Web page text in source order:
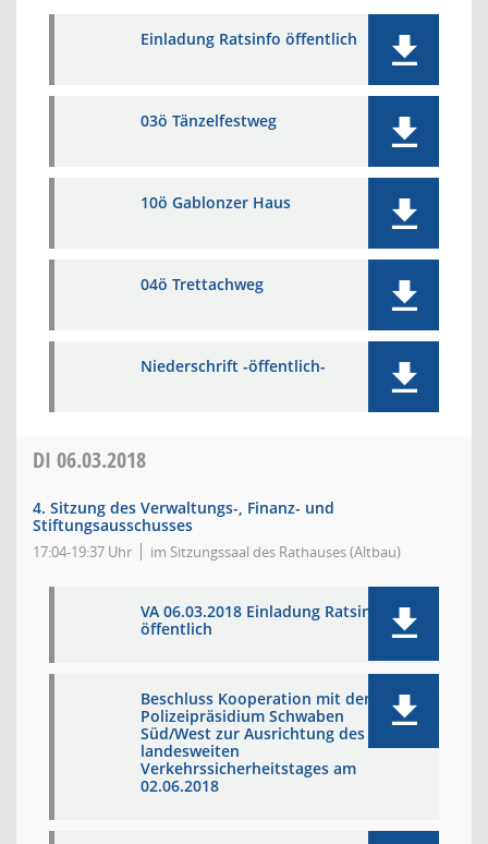
Einladung Ratsinfo öffentlich
03ö Tänzelfestweg
10ö Gablonzer Haus
04ö Trettachweg
Niederschrift -öffentlich-
DI 06.03.2018
4. Sitzung des Verwaltungs-, Finanz- und
Stiftungsausschusses
17:04-19:37 Uhr im Sitzungssaal des Rathauses (Altbau)
VA 06.03.2018 Einladung Ratsinfo
öffentlich
Beschluss Kooperation mit dem
Polizeipräsidium Schwaben
Süd/West zur Ausrichtung des
landesweiten
Verkehrssicherheitstages am
02.06.2018